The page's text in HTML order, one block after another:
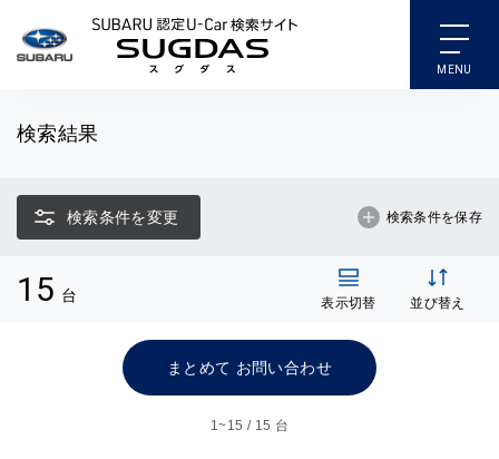
SUBARU 認定U-Car検索
検索結果
検索条件を変更 検索条件を保存
15 台 表示切替 並び替え
まとめて お問い合わせ
1~15 / 15 台